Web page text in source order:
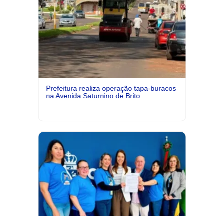
Prefeitura realiza operação tapa-buracos
na Avenida Saturnino de Brito